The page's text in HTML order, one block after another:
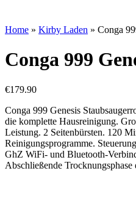
Home » Kirby Laden » Conga
Conga 999
€179.90
Conga 999 Genesis
die komplette Hausreinigung.
Leistung. 2 Seitenbürsten. 120
Reinigungsprogramme.
GhZ WiFi- und Bluetooth-
Abschließende Trocknungsphase